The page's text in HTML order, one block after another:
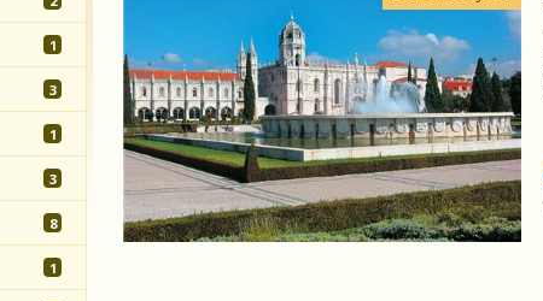
1
3
1
3
8
1